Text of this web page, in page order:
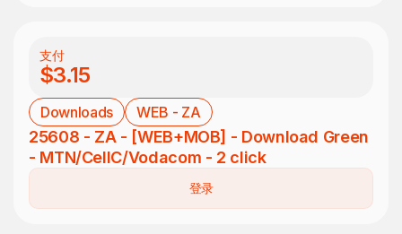
支付
$3.15
Downloads WEB - ZA
25608 - ZA - [WEB+MOB] - Download Green
- MTN/CellC/Vodacom - 2 click
登录